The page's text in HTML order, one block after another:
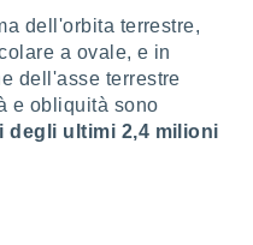
dell'orbita terrestre,
a ovale, e in
dell'asse terrestre
e obliquità sono
degli ultimi 2,4 milioni